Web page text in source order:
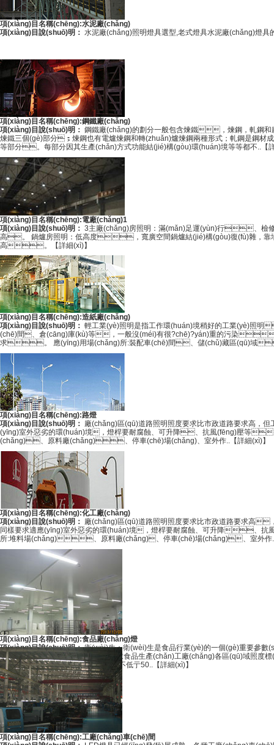
項(xiàng)目名稱(chēng):水泥廠(chǎng)
項(xiàng)目說(shuō)明： 水泥廠(chǎng)照明燈具選型,老式燈具水泥廠(chǎng)燈具
項(xiàng)目名稱(chēng):鋼鐵廠(chǎng)
項(xiàng)目說(shuō)明： 鋼鐵廠(chǎng)的劃分一般包含煉鐵，煉鋼，軋
煉鐵三個(gè)部分；煉鋼也有電爐煉鋼和轉(zhuǎn)爐煉鋼兩種形式；軋鋼是鋼
等部分。每部分因其生產(chǎn)方式功能結(jié)構(gòu)環(huán)境等等都不.. 【
項(xiàng)目名稱(chēng):電廠(chǎng)1
項(xiàng)目說(shuō)明： 3主廠(chǎng)房照明：滿(mǎn)足運(yùn)行、檢
高。 鍋爐房照明：低高度，寬廣空間鍋爐結(jié)構(gòu)復(fù)雜，
高。
【詳細(xì)】
項(xiàng)目名稱(chēng):造紙廠(chǎng)
項(xiàng)目說(shuō)明： 輕工業(yè)照明是指工作環(huán)境稍好的工業(yè)照
(chē)間、倉(cāng)庫(kù)等，一般沒(méi)有很?chē)?yán)重的污染
求。 應(yīng)用場(chǎng)所:裝配車(chē)間、儲(chǔ)藏區(qū)域
項(xiàng)目名稱(chēng):路燈
項(xiàng)目說(shuō)明： 廠(chǎng)區(qū)道路照明照度要求比市政道路要求高，
(yīng)室外惡劣的環(huán)境，燈桿要耐腐蝕、可升降、抗風(fēng)壓等
(chǎng)、原料廠(chǎng)、停車(chē)場(chǎng)、室外作.. 【詳細(xì)】
項(xiàng)目名稱(chēng):化工廠(chǎng)
項(xiàng)目說(shuō)明： 廠(chǎng)區(qū)道路照明照度要求比市政道路要求高
同樣要求適應(yīng)室外惡劣的環(huán)境，燈桿要耐腐蝕、可升降、
所:堆料場(chǎng)、原料廠(chǎng)、停車(chē)場(chǎng)、室外作
項(xiàng)目名稱(chēng):食品廠(chǎng)燈
項(xiàng)目說(shuō)明：衛(wèi)生：衛(wèi)生是食品行業(yè)的一個(gè)重要參
象。 高光照度：HACCP要求食品生產(chǎn)工廠(chǎng)各區(qū)域照度標(biāo)準(zhǔn)要求為，車(chē)間內(nèi)加工操作臺(tái)的照度不低亍220 Lux（出口企業(yè)操作
臺(tái)照度寵戶(hù)標(biāo)準(zhǔn)不低亍50.. 【詳細(xì)】
項(xiàng)目名稱(chēng):工廠(chǎng)車(chē)間